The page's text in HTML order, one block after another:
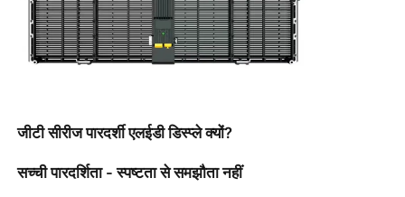
कारखाने का दौरा
हमसे संपर्क करें
जीटी सीरीज पारदर्शी एलईडी डिस्प्ले क्यों?
सच्ची पारदर्शिता - स्पष्टता से समझौता नहीं